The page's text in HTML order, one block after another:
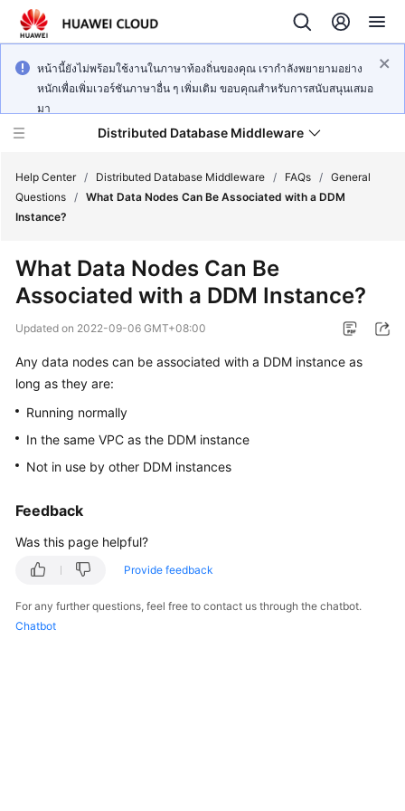
หน้านี้ยังไม่พร้อมใช้งานในภาษาท้องถิ่นของคุณ เรากำลังพยายามอย่าง
หนักเพื่อเพิ่มเวอร์ชันภาษาอื่น ๆ เพิ่มเติม ขอบคุณสำหรับการสนับสนุนเสมอ
มา
Distributed Database Middleware
Product
Service
Overview
Billing
Getting
Guide
Reference
Help Center / Distributed Database Middleware / FAQs / General
Questions / What Data Nodes Can Be Associated with a DDM
Instance?
What Data Nodes Can Be
Associated with a DDM Instance?
Updated on 2022-09-06 GMT+08:00
Any data nodes can be associated with a DDM instance as
long as they are:
Running normally
In the same VPC as the DDM instance
Not in use by other DDM instances
Feedback
Was this page helpful?
Provide feedback
For any further questions, feel free to contact us through the chatbot.
Chatbot